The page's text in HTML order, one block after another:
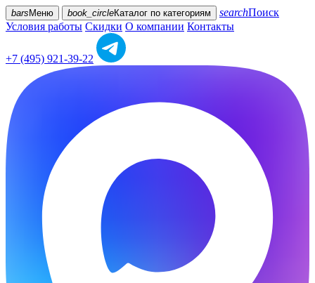
bars Меню book_circleКаталог по категориям searchПоиск
Условия работы Скидки О компании Контакты
+7 (495) 921-39-22